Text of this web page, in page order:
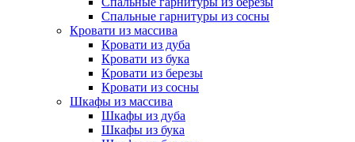
Спальные гарнитуры из сосны
Кровати из массива
Кровати из дуба
Кровати из бука
Кровати из березы
Кровати из сосны
Шкафы из массива
Шкафы из дуба
Шкафы из бука